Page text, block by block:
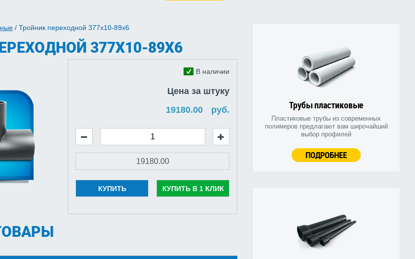
Трубы пластиковые
Пластиковые трубы из современных
полимеров предлагают вам широчайший
выбор профилей
ПОДРОБНЕЕ
/ Тройник переходной 377х10-89х6
377Х10-89Х6
В наличии
Цена за штуку
руб.
КУПИТЬ КУПИТЬ В 1 КЛИК